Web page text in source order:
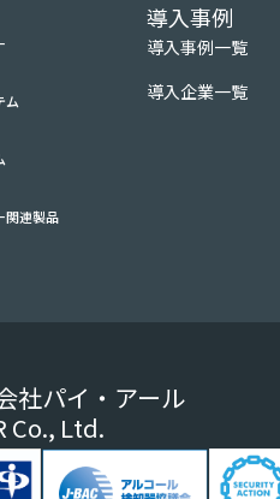
ム
関連製品
導入事例
導入事例一覧
導入企業一覧
社パイ・アール
Co., Ltd.